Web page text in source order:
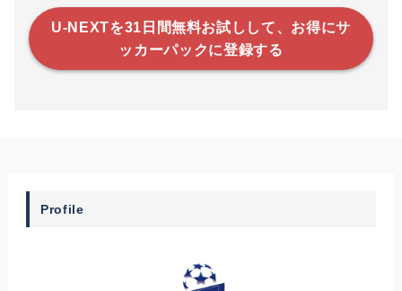
U-NEXTを31日間無料お試しして、お得にサ
ッカーパックに登録する
Profile